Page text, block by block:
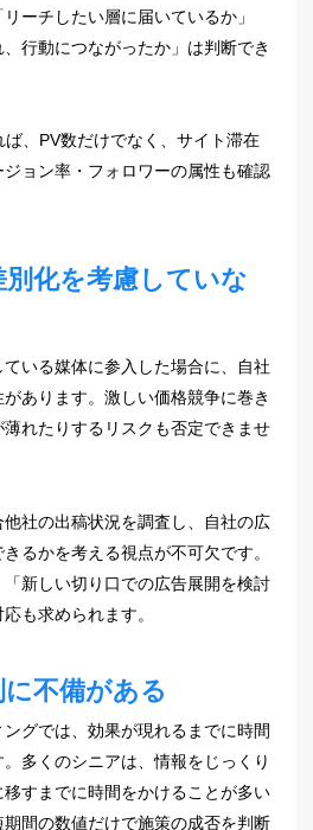
ーチしたい層に届いているか」
、行動につながったか」は判断でき
、PV数だけでなく、サイト滞在
ョン率・フォロワーの属性も確認
化を考慮していな
いる媒体に参入した場合に、自社
あります。激しい価格競争に巻き
れたりするリスクも否定できませ
社の出稿状況を調査し、自社の広
るかを考える視点が不可欠です。
「新しい切り口での広告展開を検討
も求められます。
不備がある
グでは、効果が現れるまでに時間
多くのシニアは、情報をじっくり
すまでに時間をかけることが多い
間の数値だけで施策の成否を判断